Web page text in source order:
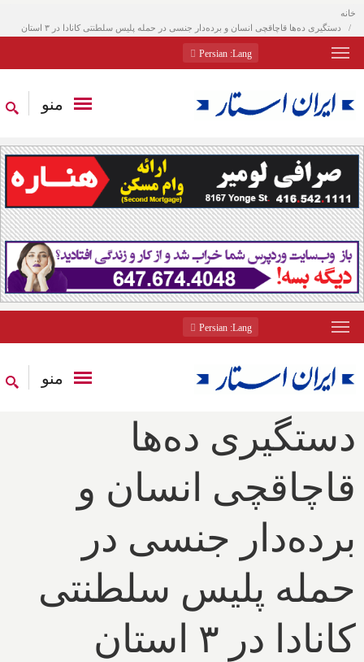
خانه
دستگیری ده‌ها قاچاقچی انسان و برده‌دار جنسی در حمله پلیس سلطنتی کانادا در ۳ استان
Lang
: Persian
منو
Lang
: Persian
منو
دستگیری ده‌ها
قاچاقچی انسان و
برده‌دار جنسی در
حمله پلیس سلطنتی
کانادا در ۳ استان